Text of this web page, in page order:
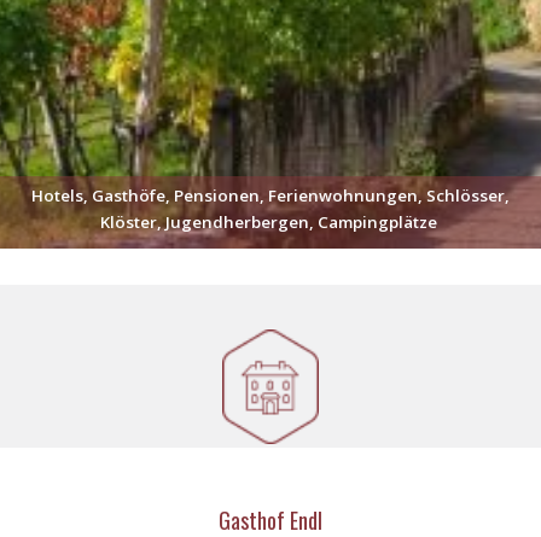
Hotels, Gasthöfe, Pensionen, Ferienwohnungen, Schlösser,
Klöster, Jugendherbergen, Campingplätze
Gasthof Endl